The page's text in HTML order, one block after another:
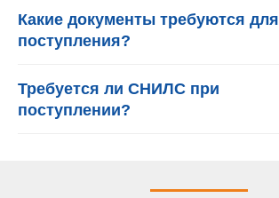
Какие документы требуются для
поступления?
Требуется ли СНИЛС при
поступлении?